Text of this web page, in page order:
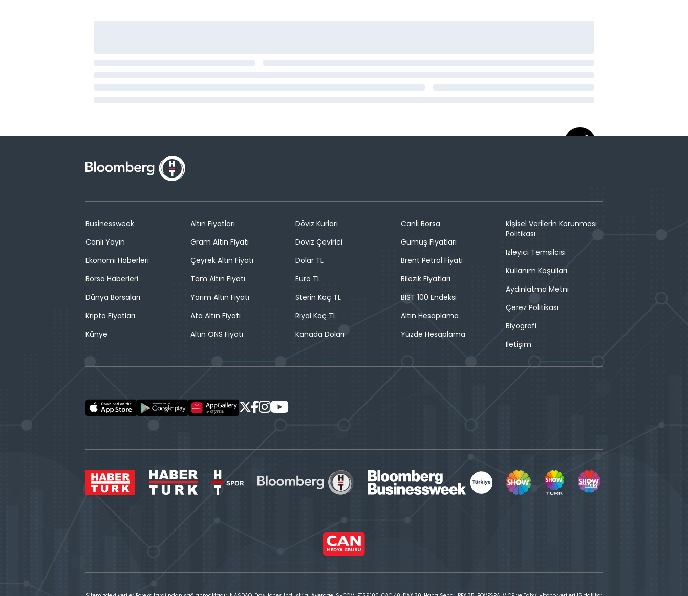
Businessweek
Canlı Yayın
Ekonomi Haberleri
Borsa Haberleri
Dünya Borsaları
Kripto Fiyatları
Künye
Altın Fiyatları
Gram Altın Fiyatı
Çeyrek Altın Fiyatı
Tam Altın Fiyatı
Yarım Altın Fiyatı
Ata Altın Fiyatı
Altın ONS Fiyatı
Döviz Kurları
Döviz Çevirici
Dolar TL
Euro TL
Sterin Kaç TL
Riyal Kaç TL
Kanada Doları
Canlı Borsa
Gümüş Fiyatları
Brent Petrol Fiyatı
Bilezik Fiyatları
BIST 100 Endeksi
Altın Hesaplama
Yüzde Hesaplama
Kişisel Verilerin Korunması
Politikası
İzleyici Temsilcisi
Kullanım Koşulları
Aydınlatma Metni
Çerez Politikası
Biyografi
İletişim